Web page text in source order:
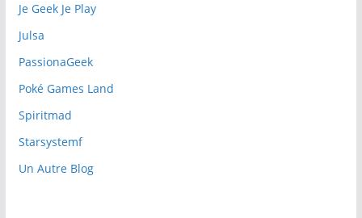
Je Geek Je Play
Julsa
PassionaGeek
Poké Games Land
Spiritmad
Starsystemf
Un Autre Blog